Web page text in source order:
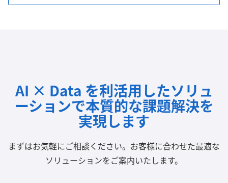
AI × Data を利活用したソリュ
ーションで本質的な課題解決を
実現します
まずはお気軽にご相談ください。 お客様に合わせた最適な
ソリューションをご案内いたします。